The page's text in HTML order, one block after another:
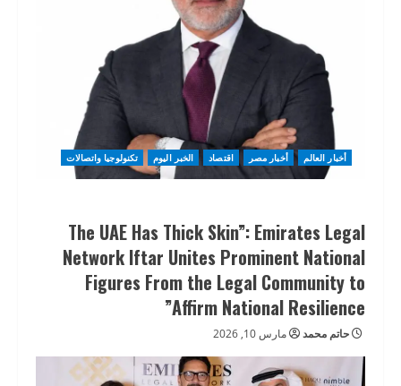
أخبار العالم أخبار مصر اقتصاد الخبر اليوم تكنولوجيا واتصالات
The UAE Has Thick Skin”: Emirates Legal
Network Iftar Unites Prominent National
Figures From the Legal Community to
Affirm National Resilience”
حاتم محمد مارس 10, 2026